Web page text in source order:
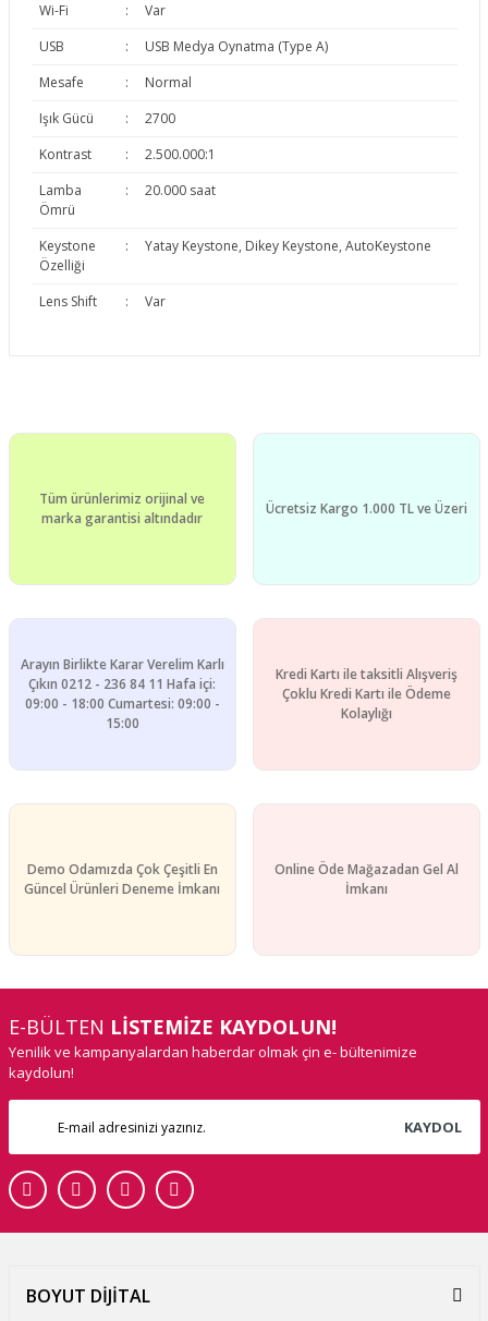
Wi-Fi
:
Var
USB
:
USB Medya Oynatma (Type A)
Mesafe
:
Normal
Işık Gücü
:
2700
Kontrast
:
2.500.000:1
Lamba
Ömrü
: 20.000 saat
Keystone
Özelliği
: Yatay Keystone, Dikey Keystone, AutoKeystone
Lens Shift : Var
Görüş ve önerileriniz için teşekkür ederiz.
Ürün resmi kalitesiz, bozuk veya görüntülenemiyor.
Tüm ürünlerimiz orijinal ve
marka garantisi altındadır
Ücretsiz Kargo 1.000 TL ve Üzeri
Arayın Birlikte Karar Verelim Karlı
Çıkın 0212 - 236 84 11 Hafa içi:
09:00 - 18:00 Cumartesi: 09:00 -
15:00
Kredi Kartı ile taksitli Alışveriş
Çoklu Kredi Kartı ile Ödeme
Kolaylığı
Demo Odamızda Çok Çeşitli En
Güncel Ürünleri Deneme İmkanı
Online Öde Mağazadan Gel Al
İmkanı
E-BÜLTEN LİSTEMİZE KAYDOLUN!
Yenilik ve kampanyalardan haberdar olmak çin e- bültenimize
kaydolun!
KAYDOL
BOYUT DİJİTAL